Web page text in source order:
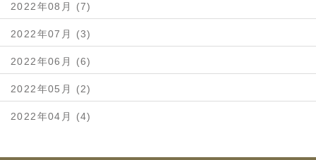
2022年08月 (7)
2022年07月 (3)
2022年06月 (6)
2022年05月 (2)
2022年04月 (4)